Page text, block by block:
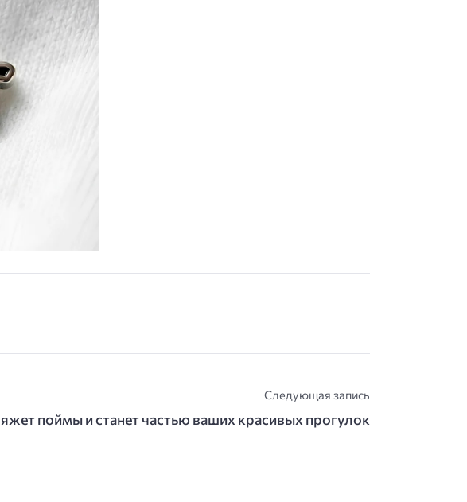
Следующая запись
поймы и станет частью ваших красивых прогулок